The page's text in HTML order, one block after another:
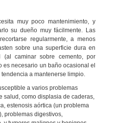
muy poco mantenimiento, y
su dueño muy fácilmente. Las
regularmente, a menos
sobre una superficie dura en
(al caminar sobre cemento, por
es necesario un baño ocasional el
tendencia a mantenerse limpio.
a varios problemas
salud, como displasia de caderas,
estenosis aórtica (un problema
problemas digestivos,